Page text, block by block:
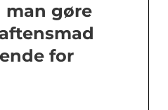
man gøre
for